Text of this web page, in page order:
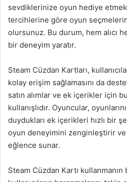
sevdiklerinize oyun hediye
tercihlerine göre oyun
olursunuz. Bu durum, hem alıcı
bir deneyim yaratır.
Steam Cüzdan Kartları,
kolay erişim sağlamasını da
satın alımlar ve ek içerikler için
kullanışlıdır. Oyuncular,
duydukları ek içerikleri hızlı bir
oyun deneyimini zenginleştirir
eğlence sunar.
Steam Cüzdan Kartı kullanmanın